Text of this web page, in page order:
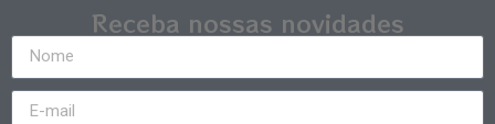
Receba nossas novidades